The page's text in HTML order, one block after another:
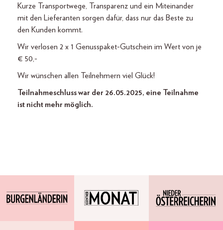
Kurze Transportwege, Transparenz und ein Miteinander
mit den Lieferanten sorgen dafür, dass nur das Beste zu
den Kunden kommt.
Wir verlosen 2 x 1 Genusspaket-Gutschein im Wert von je
€ 50,-
Wir wünschen allen Teilnehmern viel Glück!
Teilnahmeschluss war der 26.05.2025, eine Teilnahme
ist nicht mehr möglich.